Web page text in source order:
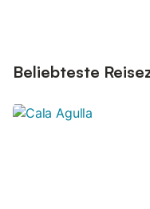
Beliebteste